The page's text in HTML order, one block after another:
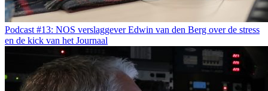
Podcast #13: NOS verslaggever Edwin van den Berg over de stress
en de kick van het Journaal